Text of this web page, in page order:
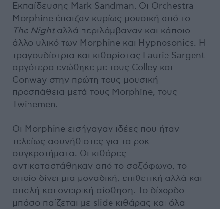
Εκπαίδευσης Mark Sandman. Οι Orchestra
Morphine έπαιζαν κυρίως μουσική από το
The Nightαλλά περιλάμβαναν και κάποιο
άλλο υλικό των Morphine και Hypnosonics. Η
τραγουδίστρια και κιθαρίστας Laurie Sargent
αργότερα ενώθηκε με τους Colley και
Conway στην πρώτη τους μουσική
προσπάθεια μετά τους Morphine, τους
Twinemen.
Οι Morphine εισήγαγαν ιδέες που ήταν
τελείως ασυνήθιστες για τα ροκ
συγκροτήματα. Οι κιθάρες
αντικαταστάθηκαν από το σαξόφωνο, το
οποίο δίνει μια μοναδική, επιθετική αλλά και
απαλή και ονειρική αίσθηση. Το δίχορδο
μπάσο παίζεται με slide κιθάρας και όλα